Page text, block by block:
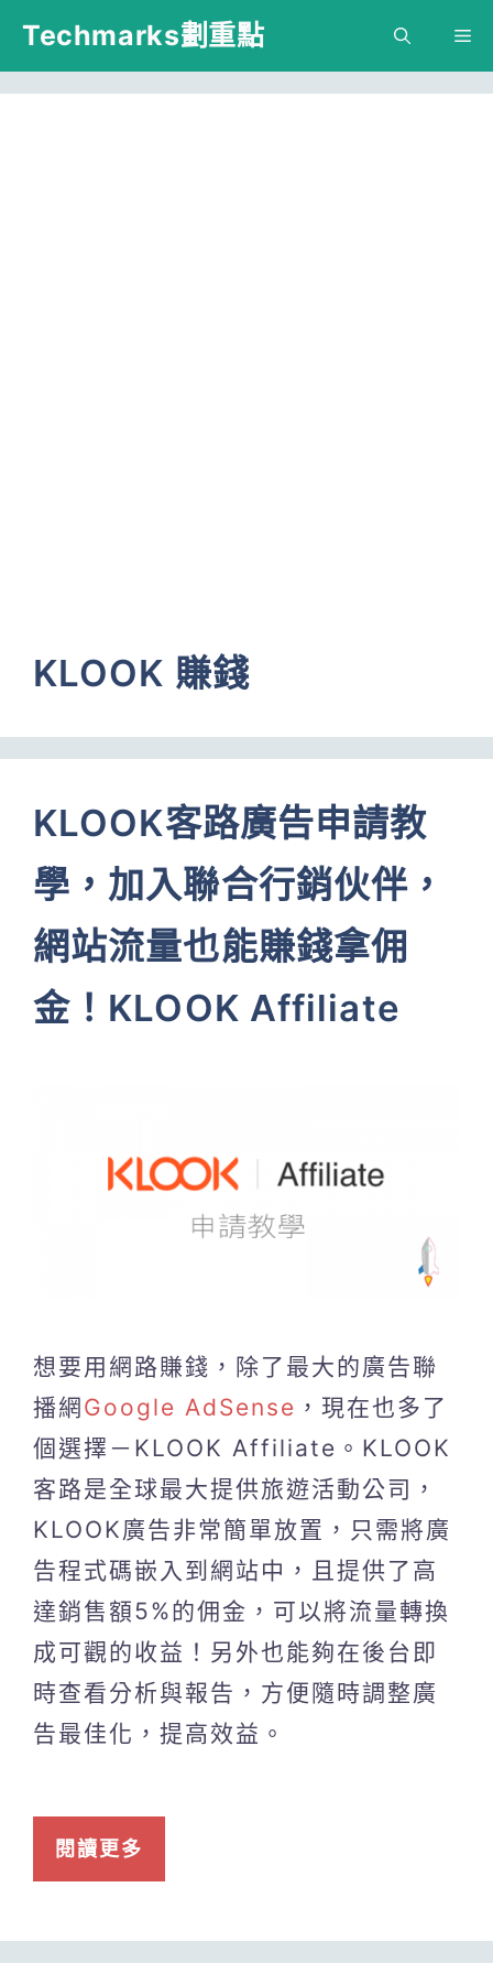
跳
主
Techmarks劃重點
KLOOK 賺錢
KLOOK客路廣告申請教
學，加入聯合行銷伙伴，
網站流量也能賺錢拿佣
金！KLOOK Affiliate
想要用網路賺錢，除了最大的廣告聯
播網Google AdSense ，現在也多了
個選擇－KLOOK Affiliate。KLOOK
客路是全球最大提供旅遊活動公司，
KLOOK廣告非常簡單放置，只需將廣
告程式碼嵌入到網站中，且提供了高
達銷售額5%的佣金，可以將流量轉換
成可觀的收益！另外也能夠在後台即
時查看分析與報告，方便隨時調整廣
告最佳化，提高效益。
閱讀更多